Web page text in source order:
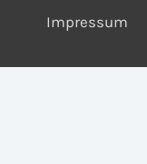
Impressum